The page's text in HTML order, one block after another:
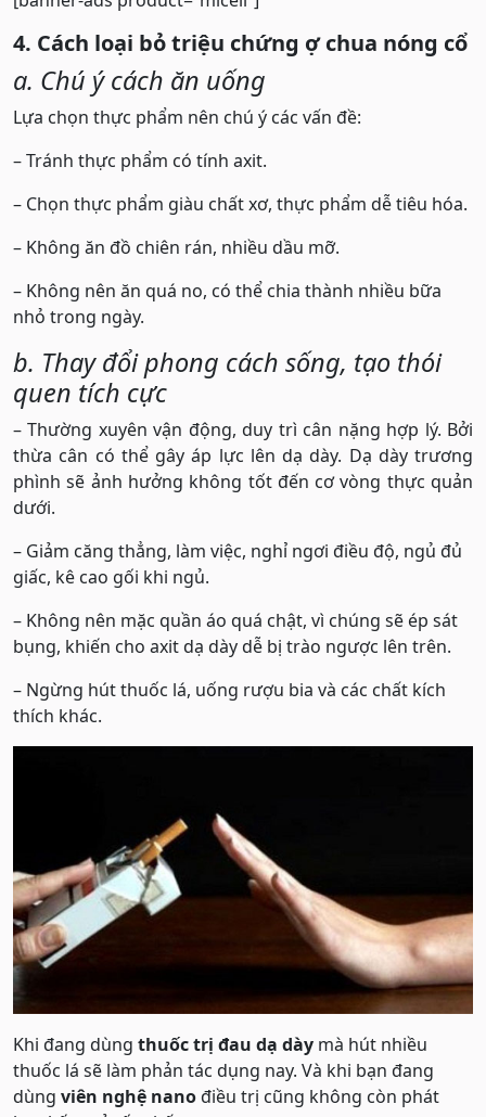
4. Cách loại bỏ triệu chứng ợ chua nóng cổ
a. Chú ý cách ăn uống
Lựa chọn thực phẩm nên chú ý các vấn đề:
– Tránh thực phẩm có tính axit.
– Chọn thực phẩm giàu chất xơ, thực phẩm dễ tiêu hóa.
– Không ăn đồ chiên rán, nhiều dầu mỡ.
– Không nên ăn quá no, có thể chia thành nhiều bữa
nhỏ trong ngày.
b. Thay đổi phong cách sống, tạo thói
quen tích cực
– Thường xuyên vận động, duy trì cân nặng hợp lý. Bởi
thừa cân có thể gây áp lực lên dạ dày. Dạ dày trương
phình sẽ ảnh hưởng không tốt đến cơ vòng thực quản
dưới.
– Giảm căng thẳng, làm việc, nghỉ ngơi điều độ, ngủ đủ
giấc, kê cao gối khi ngủ.
– Không nên mặc quần áo quá chật, vì chúng sẽ ép sát
bụng, khiến cho axit dạ dày dễ bị trào ngược lên trên.
– Ngừng hút thuốc lá, uống rượu bia và các chất kích
thích khác.
Khi đang dùng thuốc trị đau dạ dày mà hút nhiều
thuốc lá sẽ làm phản tác dụng nay. Và khi bạn đang
dùng viên nghệ nanođiều trị cũng không còn phát